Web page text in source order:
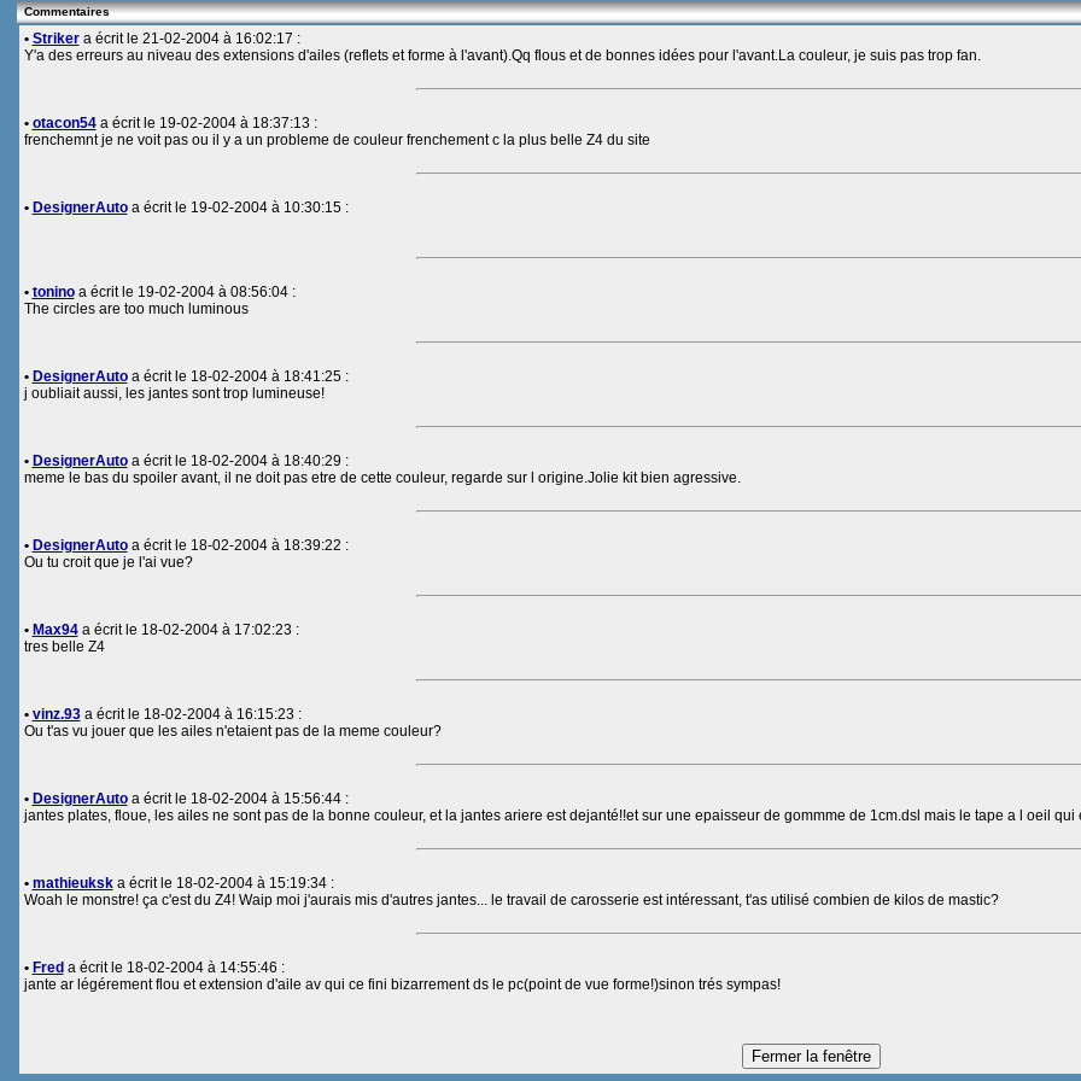
Commentaires
• Strikera écrit le 21-02-2004 à 16:02:17 :
Y'a des erreurs au niveau des extensions d'ailes (reflets et forme à l'avant).Qq flous et de bonnes idées pour l'avant.La couleur, je suis pas trop fan.
• otacon54a écrit le 19-02-2004 à 18:37:13 :
frenchemnt je ne voit pas ou il y a un probleme de couleur frenchement c la plus belle Z4 du site
• DesignerAutoa écrit le 19-02-2004 à 10:30:15 :
• toninoa écrit le 19-02-2004 à 08:56:04 :
The circles are too much luminous
• DesignerAutoa écrit le 18-02-2004 à 18:41:25 :
j oubliait aussi, les jantes sont trop lumineuse!
• DesignerAutoa écrit le 18-02-2004 à 18:40:29 :
meme le bas du spoiler avant, il ne doit pas etre de cette couleur, regarde sur l origine.Jolie kit bien agressive.
• DesignerAutoa écrit le 18-02-2004 à 18:39:22 :
Ou tu croit que je l'ai vue?
• Max94a écrit le 18-02-2004 à 17:02:23 :
tres belle Z4
• vinz.93a écrit le 18-02-2004 à 16:15:23 :
Ou t'as vu jouer que les ailes n'etaient pas de la meme couleur?
• DesignerAutoa écrit le 18-02-2004 à 15:56:44 :
jantes plates, floue, les ailes ne sont pas de la bonne couleur, et la jantes ariere est dejanté!!et sur une epaisseur de gommme de 1cm.dsl mais le tape a l oeil
• mathieukska écrit le 18-02-2004 à 15:19:34 :
Woah le monstre! ça c'est du Z4! Waip moi j'aurais mis d'autres jantes... le travail de carosserie est intéressant, t'as utilisé combien de kilos de mastic?
• Fred a écrit le 18-02-2004 à 14:55:46 :
jante ar légérement flou et extension d'aile av qui ce fini bizarrement ds le pc(point de vue forme!)sinon trés sympas!